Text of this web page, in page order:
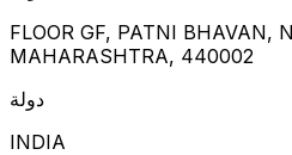
FLOOR GF, PATNI BHAVAN,
MAHARASHTRA, 440002
دولة
INDIA